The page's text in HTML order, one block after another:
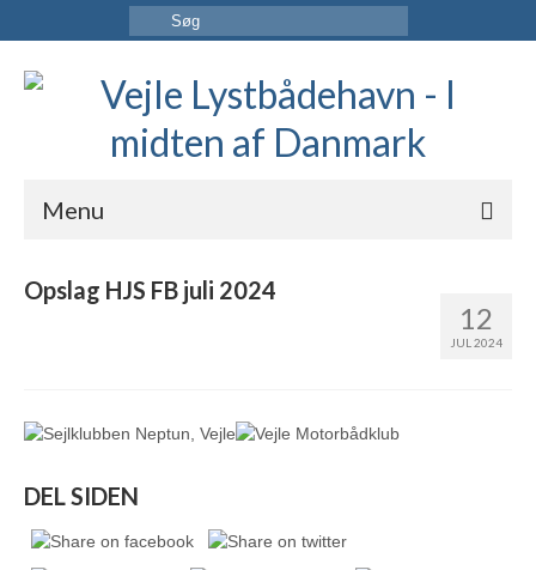
Menu
12
JUL 2024
Opslag HJS FB juli 2024
DEL SIDEN